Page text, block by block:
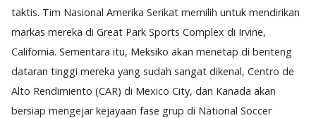
taktis. Tim Nasional Amerika Serikat memilih untuk mendirikan
markas mereka di Great Park Sports Complex di Irvine,
California. Sementara itu, Meksiko akan menetap di benteng
dataran tinggi mereka yang sudah sangat dikenal, Centro de
Alto Rendimiento (CAR) di Mexico City, dan Kanada akan
bersiap mengejar kejayaan fase grup di National Soccer